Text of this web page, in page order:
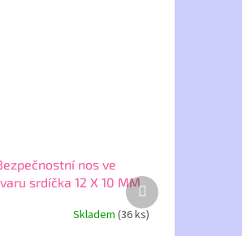
nos ve
srdíčka 12 X 10 MM
Skladem (36 ks)
Další
produkt